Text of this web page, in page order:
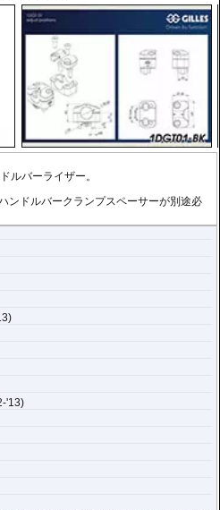
ルバーライザー。
ンドルバークランプスペーサーが別途必
'13)